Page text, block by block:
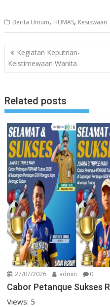
Berita Umum, HUMAS, Kesiswaan
Navigasi
pos
Kegiatan Keputrian-
Keistimewaan Wanita
Related posts
27/07/2026 admin 0
Cabor Petanque Sukses
Views: 5